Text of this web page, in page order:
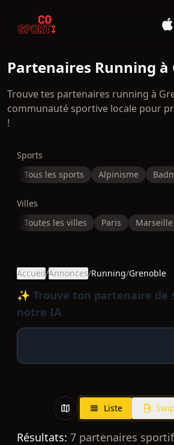
Partenaires Running à
Trouve tes partenaires running à
communauté sportive locale pour
!
Sports
Tous les sports
Alpinisme
Villes
Toutes les villes
Paris Marseille
Accueil/Annonces/Running/Grenoble
✨ Trouve ton partenaire de
notre IA
Liste
Résultats: 7 partenaires